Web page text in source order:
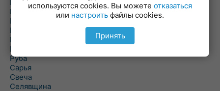
Погоща
Подсвилье
Полоцк
Поставы
Прозороки
Россоны
Руба
Сарья
Свеча
Селявщина
используются cookies. Вы можете отказаться
или настроить файлы cookies.
Принять